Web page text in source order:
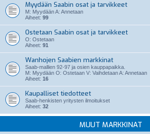
Myydään Saabin osat ja tarvikkeet
M: Myydään A: Annetaan
Aiheet: 99
Ostetaan Saabin osat ja tarvikkeet
O: Ostetaan
Aiheet: 91
Wanhojen Saabien markkinat
Saab-mallien 92-97 ja osien kauppapaikka.
M: Myydään O: Ostetaan V: Vaihdetaan A: Annetaan
Aiheet: 16
Kaupalliset tiedotteet
Saab-henkisten yritysten ilmoitukset
Aiheet: 32
MUUT MARKKINAT